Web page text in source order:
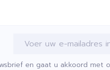
E-mail adres
en gaat u akkoord met